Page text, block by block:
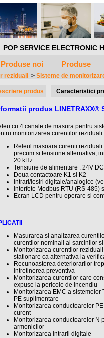
POP SERVICE
Produse noi Produse
reziduali > Sisteme de
produs Caracteristici
produs LINETRAXX®
cu 4 canale de masura pentru
monitorizarea curentilor
Releul masoara curenti
precum si tensiune alternativa,
20 kHz
Tensiune de alimentare : 24V
Doua contactoare K1 si K2
Intrari/iesiri digitale/analogice
Interfete Modbus RTU (RS-
Ecran LCD pentru operare si
Masurarea si analizarea
curentilor nominali ai sarcinilor
Monitorizarea curentilor
stationare ca alternativa la
Recunoasterea deteriorarilor
intretinerea preventiva
Monitorizarea curentilor care
expuse la pericole de incendiu
Monitorizarea EMC a
PE suplimentare
Monitorizarea conductoarelor
curent
Monitorizarea conductoarelor N
armonicilor
Monitorizarea intrarii digitale